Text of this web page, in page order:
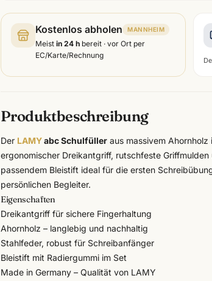
Kostenlos abholen MANNHEIM
Meist in 24 h bereit · vor Ort per
EC/Karte/Rechnung
Produktbeschreibung
Der LAMYabc Schulfüller aus massivem
ergonomischer Dreikantgriff, rutschfeste
passendem Bleistift ideal für die ersten
persönlichen Begleiter.
Eigenschaften
Dreikantgriff für sichere Fingerhaltung
Ahornholz – langlebig und nachhaltig
Stahlfeder, robust für Schreibanfänger
Bleistift mit Radiergummi im Set
Made in Germany – Qualität von LAMY